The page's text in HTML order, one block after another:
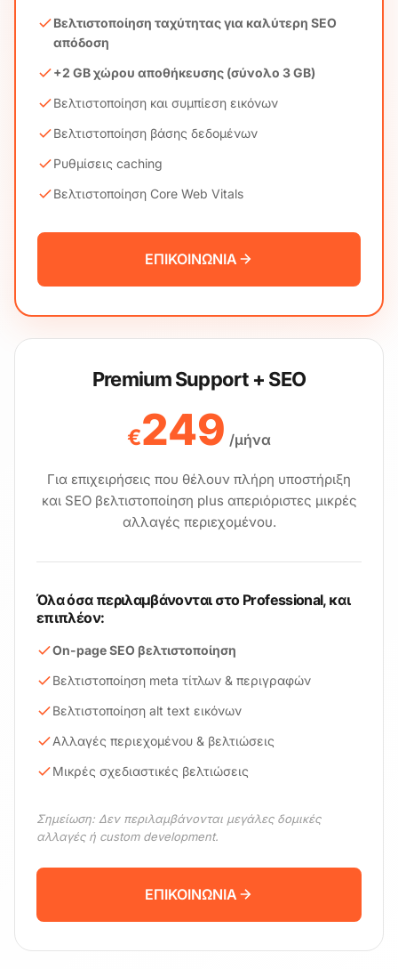
Βελτιστοποίηση ταχύτητας για καλύτερη SEO
απόδοση
+2 GB χώρου αποθήκευσης (σύνολο 3 GB)
Βελτιστοποίηση και συμπίεση εικόνων
Βελτιστοποίηση βάσης δεδομένων
Ρυθμίσεις caching
Βελτιστοποίηση Core Web Vitals
ΕΠΙΚΟΙΝΩΝΙΑ
Premium Support + SEO
€249 /μήνα
Για επιχειρήσεις που θέλουν πλήρη υποστήριξη
και SEO βελτιστοποίηση plus απεριόριστες μικρές
αλλαγές περιεχομένου.
Όλα όσα περιλαμβάνονται στο Professional, και
επιπλέον:
On-page SEO βελτιστοποίηση
Βελτιστοποίηση meta τίτλων & περιγραφών
Βελτιστοποίηση alt text εικόνων
Αλλαγές περιεχομένου & βελτιώσεις
Μικρές σχεδιαστικές βελτιώσεις
Σημείωση: Δεν περιλαμβάνονται μεγάλες δομικές
αλλαγές ή custom development.
ΕΠΙΚΟΙΝΩΝΙΑ